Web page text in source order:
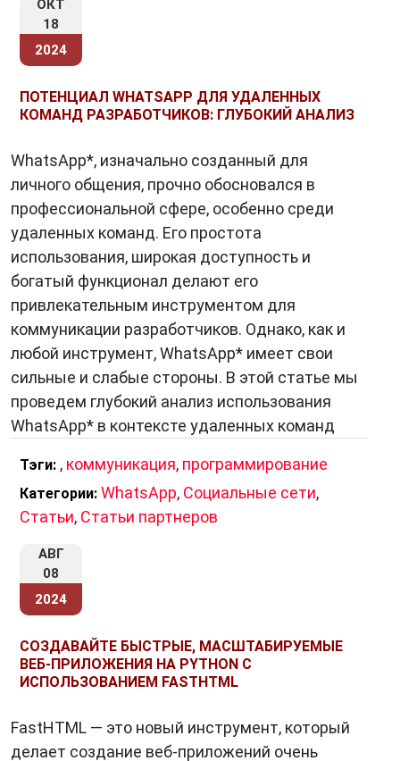
ОКТ
18
2024
ПОТЕНЦИАЛ WHATSAPP ДЛЯ УДАЛЕННЫХ
КОМАНД РАЗРАБОТЧИКОВ: ГЛУБОКИЙ АНАЛИЗ
WhatsApp*, изначально созданный для
личного общения, прочно обосновался в
профессиональной сфере, особенно среди
удаленных команд. Его простота
использования, широкая доступность и
богатый функционал делают его
привлекательным инструментом для
коммуникации разработчиков. Однако, как и
любой инструмент, WhatsApp* имеет свои
сильные и слабые стороны. В этой статье мы
проведем глубокий анализ использования
WhatsApp* в контексте удаленных команд
Тэги: , коммуникация, программирование
Категории: WhatsApp, Социальные сети,
Статьи, Статьи партнеров
АВГ
08
2024
СОЗДАВАЙТЕ БЫСТРЫЕ, МАСШТАБИРУЕМЫЕ
ВЕБ-ПРИЛОЖЕНИЯ НА PYTHON С
ИСПОЛЬЗОВАНИЕМ FASTHTML
FastHTML — это новый инструмент, который
делает создание веб-приложений очень